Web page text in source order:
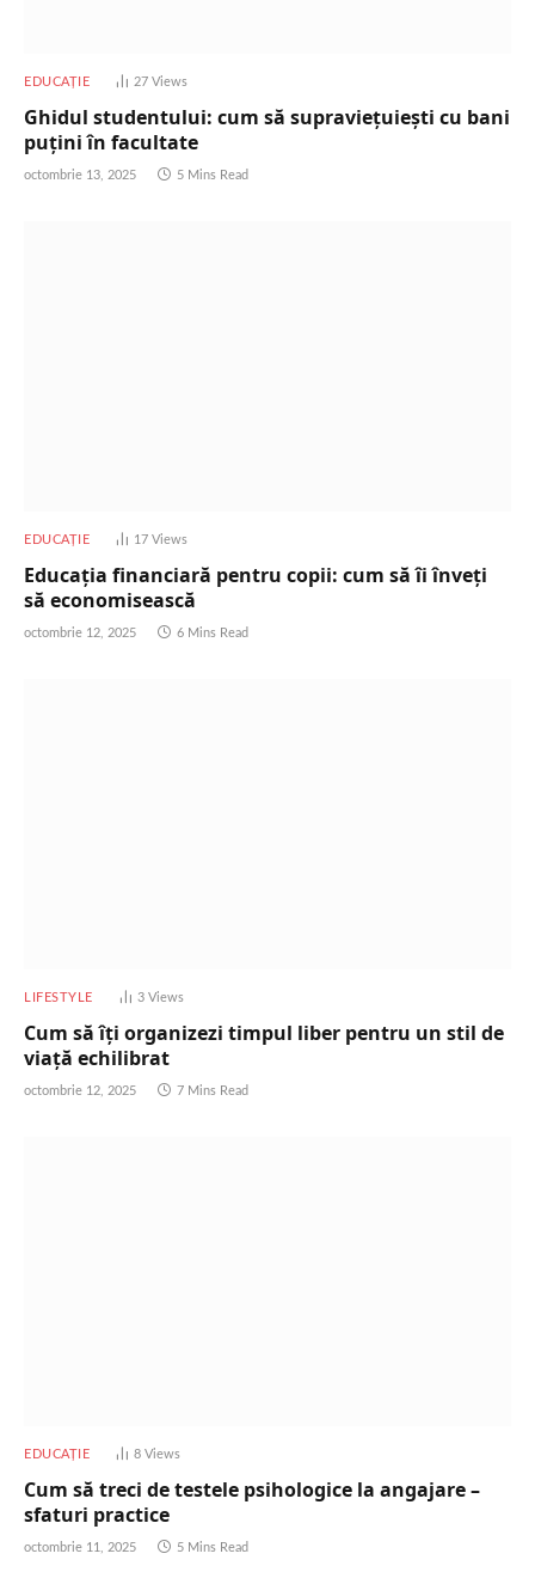
EDUCAȚIE 27Views
Ghidul studentului: cum să supraviețuiești cu bani
puțini în facultate
octombrie 13, 2025 5 Mins Read
EDUCAȚIE 17Views
Educația financiară pentru copii: cum să îi înveți
să economisească
octombrie 12, 2025 6 Mins Read
LIFESTYLE 3 Views
Cum să îți organizezi timpul liber pentru un stil de
viață echilibrat
octombrie 12, 2025 7 Mins Read
EDUCAȚIE 8Views
Cum să treci de testele psihologice la angajare –
sfaturi practice
octombrie 11, 2025 5 Mins Read